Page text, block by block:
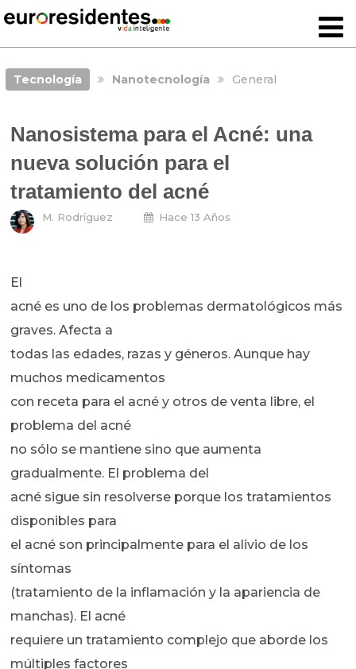
Tecnología Nanotecnología General
Nanosistema para el Acné: una
nueva solución para el
tratamiento del acné
M. Rodríguez Hace 13 Años
El
acné es uno de los problemas dermatológicos más
graves. Afecta a
todas las edades, razas y géneros. Aunque hay
muchos medicamentos
con receta para el acné y otros de venta libre, el
problema del acné
no sólo se mantiene sino que aumenta
gradualmente. El problema del
acné sigue sin resolverse porque los tratamientos
disponibles para
el acné son principalmente para el alivio de los
síntomas
(tratamiento de la inflamación y la apariencia de
manchas). El acné
requiere un tratamiento complejo que aborde los
múltiples factores